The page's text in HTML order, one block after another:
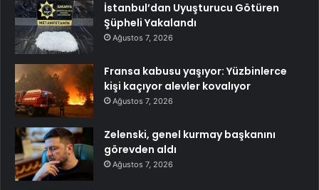
İstanbul’dan Uyuşturucu Götüren
Şüpheli Yakalandı
Ağustos 7, 2026
Fransa kabusu yaşıyor: Yüzbinlerce
kişi kaçıyor alevler kovalıyor
Ağustos 7, 2026
Zelenski, genel kurmay başkanını
görevden aldı
Ağustos 7, 2026